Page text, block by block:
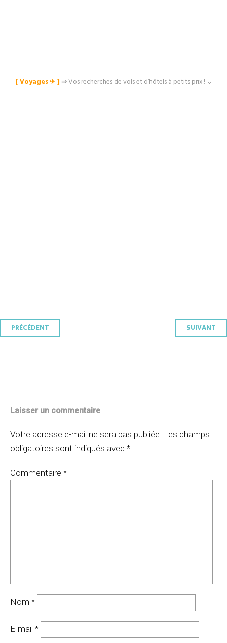
[ Voyages ✈︎ ]⇒Vos recherches de vols et d’hôtels à petits prix ! ⇓
Navigation
PRÉCÉDENT SUIVANT
Laisser un commentaire
Votre adresse e-mail ne sera pas publiée. Les champs
obligatoires sont indiqués avec *
Commentaire *
Nom *
E-mail *